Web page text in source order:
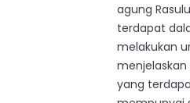
agung
terdapat
melakukan
yang